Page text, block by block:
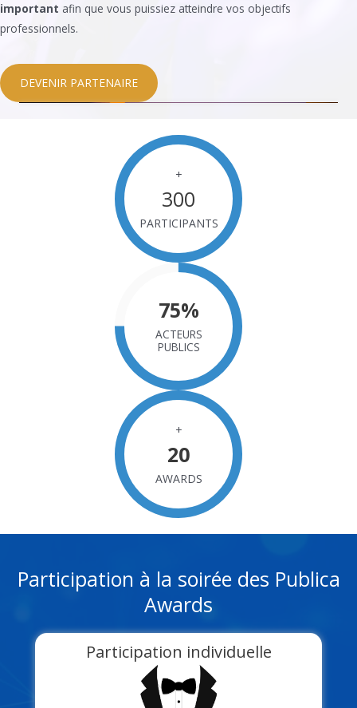
important afin que vous puissiez atteindre vos objectifs
professionnels.
DEVENIR PARTENAIRE
+
300
PARTICIPANTS
75%
ACTEURS
PUBLICS
+
20
AWARDS
Participation à la soirée des Publica
Awards
Participation individuelle